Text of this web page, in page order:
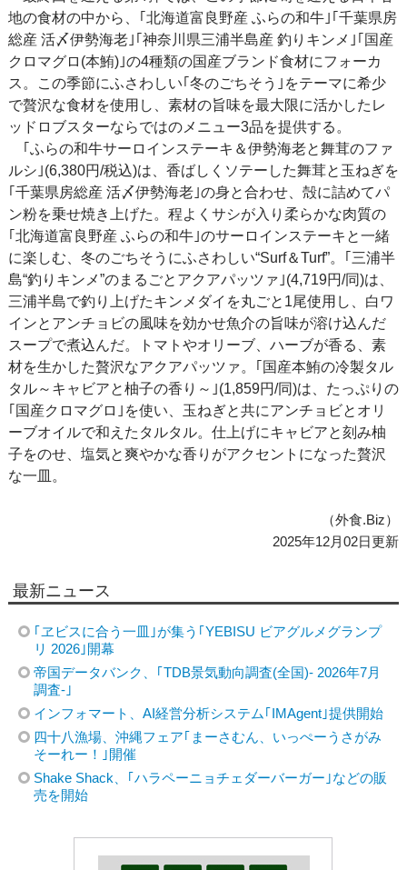
地の食材の中から、｢北海道富良野産 ふらの和牛｣｢千葉県房
総産 活〆伊勢海老｣｢神奈川県三浦半島産 釣りキンメ｣｢国産
クロマグロ(本鮪)｣の4種類の国産ブランド食材にフォーカ
ス。この季節にふさわしい｢冬のごちそう｣をテーマに希少
で贅沢な食材を使用し、素材の旨味を最大限に活かしたレ
ッドロブスターならではのメニュー3品を提供する。
｢ふらの和牛サーロインステーキ＆伊勢海老と舞茸のファ
ルシ｣(6,380円/税込)は、香ばしくソテーした舞茸と玉ねぎを
｢千葉県房総産 活〆伊勢海老｣の身と合わせ、殻に詰めてパ
ン粉を乗せ焼き上げた。程よくサシが入り柔らかな肉質の
｢北海道富良野産 ふらの和牛｣のサーロインステーキと一緒
に楽しむ、冬のごちそうにふさわしい“Surf＆Turf”。｢三浦半
島“釣りキンメ”のまるごとアクアパッツァ｣(4,719円/同)は、
三浦半島で釣り上げたキンメダイを丸ごと1尾使用し、白ワ
インとアンチョビの風味を効かせ魚介の旨味が溶け込んだ
スープで煮込んだ。トマトやオリーブ、ハーブが香る、素
材を生かした贅沢なアクアパッツァ。｢国産本鮪の冷製タル
タル～キャビアと柚子の香り～｣(1,859円/同)は、たっぷりの
｢国産クロマグロ｣を使い、玉ねぎと共にアンチョビとオリ
ーブオイルで和えたタルタル。仕上げにキャビアと刻み柚
子をのせ、塩気と爽やかな香りがアクセントになった贅沢
な一皿。
（外食.Biz）
2025年12月02日更新
最新ニュース
｢ヱビスに合う一皿｣が集う｢YEBISU ビアグルメグランプ
リ 2026｣開幕
帝国データバンク、｢TDB景気動向調査(全国)- 2026年7月
調査-｣
インフォマート、AI経営分析システム｢IMAgent｣提供開始
四十八漁場、沖縄フェア｢まーさむん、いっぺーうさがみ
そーれー！｣開催
Shake Shack、｢ハラペーニョチェダーバーガー｣などの販
売を開始